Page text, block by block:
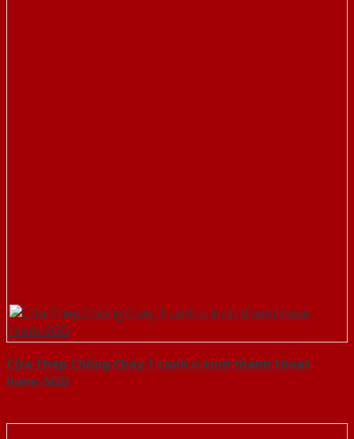
Cửa Thép Chống Cháy 1 canh o kinh thanh thoat
hiem-SGD